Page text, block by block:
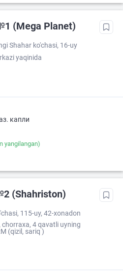
(Mega Planet)
Shahar ko'chasi, 16-uy
yaqinida
капли
yangilangan)
(Shahriston)
115-uy, 42-xonadon
4 qavatli uyning
(qizil, sariq )